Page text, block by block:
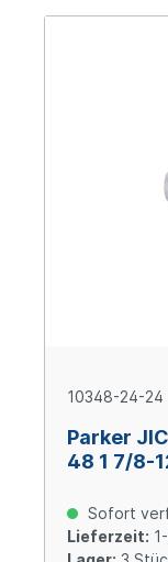
10348-24-24
Parker
48 1 7/8-
Sofort
Lieferzeit: